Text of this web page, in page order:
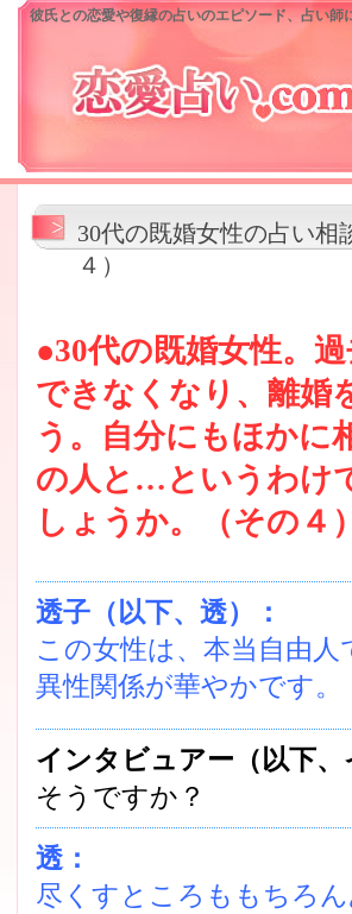
彼氏との恋愛や復縁の占いのエピソード、占い師
30代の既婚女性の占い相
４）
●30代の既婚女性。
できなくなり、離婚
う。自分にもほかに
の人と…というわけ
しょうか。（その４）
透子（以下、透）：
この女性は、本当自由
異性関係が華やかです。
インタビュアー（以下、
そうですか？
透：
尽くすところももちろ